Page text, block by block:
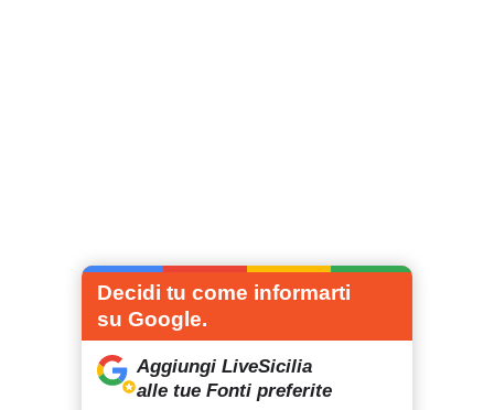
Decidi tu come informarti
su Google.
Aggiungi LiveSicilia
alle tue Fonti preferite